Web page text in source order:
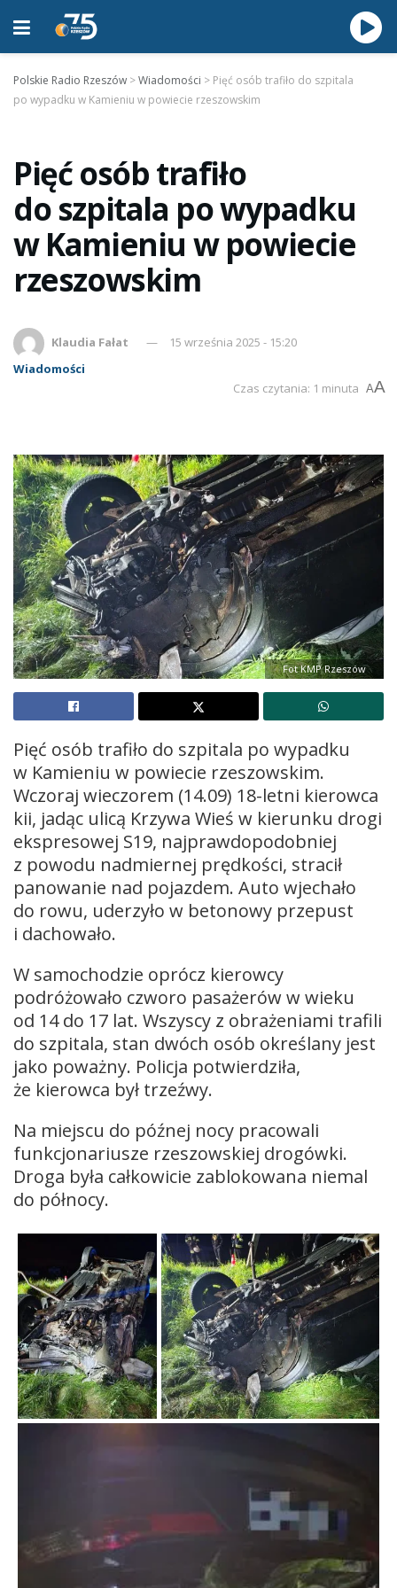
Polskie Radio Rzeszów >Wiadomości > Pięć osób trafiło do szpitala
po wypadku w Kamieniu w powiecie rzeszowskim
Pięć osób trafiło
do szpitala po wypadku
w Kamieniu w powiecie
rzeszowskim
Klaudia Fałat
15 września 2025 - 15:20
Wiadomości
Czas czytania: 1 minuta AA
Fot KMP Rzeszów
Pięć osób trafiło do szpitala po wypadku
w Kamieniu w powiecie rzeszowskim.
Wczoraj wieczorem (14.09) 18-letni kierowca
kii, jadąc ulicą Krzywa Wieś w kierunku drogi
ekspresowej S19, najprawdopodobniej
z powodu nadmiernej prędkości, stracił
panowanie nad pojazdem. Auto wjechało
do rowu, uderzyło w betonowy przepust
i dachowało.
W samochodzie oprócz kierowcy
podróżowało czworo pasażerów w wieku
od 14 do 17 lat. Wszyscy z obrażeniami trafili
do szpitala, stan dwóch osób określany jest
jako poważny. Policja potwierdziła,
że kierowca był trzeźwy.
Na miejscu do późnej nocy pracowali
funkcjonariusze rzeszowskiej drogówki.
Droga była całkowicie zablokowana niemal
do północy.